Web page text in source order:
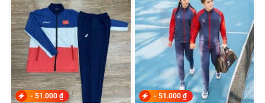
- 51.000 ₫ - 51.000 ₫